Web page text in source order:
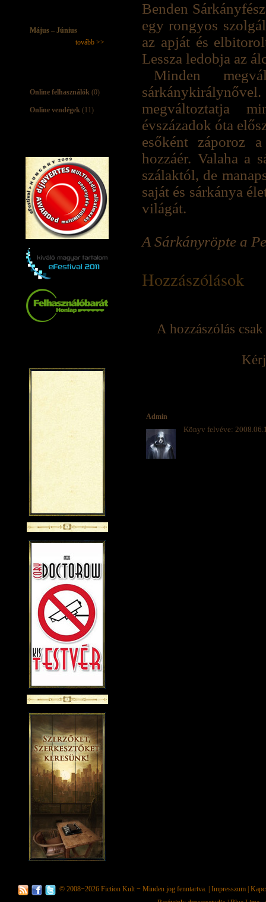
Május – Június
tovább >>
Online felhasználók (0)
Online vendégek (11)
Benden
egy rongyos
az apját és
Lessza ledobja az
Minden
megváltoztatja
évszázadok óta
esőként záporoz
hozzáér. Valaha a
szálaktól, de
saját és sárkánya
világát.
A Sárkányröpte a
Hozzászólások
A hozzászólás
Admin
Könyv felvéve:
© 2008−2026 Fiction Kult − Minden jog fenntartva. | Impresszum